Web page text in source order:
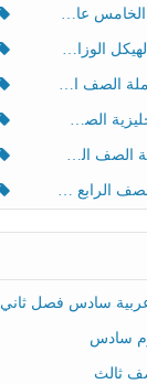
2025-2026
الفصل الثالث
الفصل الثالث
سادس فصل ثاني
سادس
ثالث